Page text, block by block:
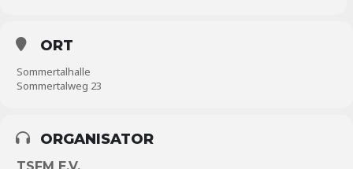
ORT
Sommertalhalle
Sommertalweg 23
ORGANISATOR